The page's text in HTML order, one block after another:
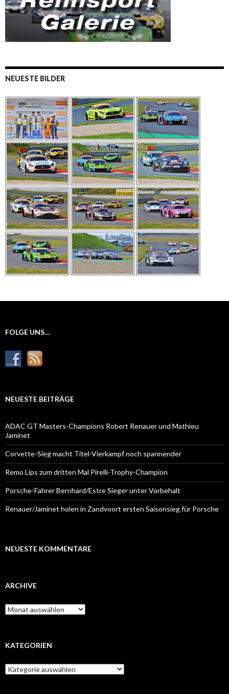
NEUESTE BILDER
FOLGE UNS…
NEUESTE BEITRÄGE
ADAC GT Masters-Champions Robert Renauer und Mathieu
Jaminet
Corvette-Sieg macht Titel-Vierkampf noch spannender
Remo Lips zum dritten Mal Pirelli-Trophy-Champion
Porsche-Fahrer Bernhard/Estre Sieger unter Vorbehalt
Renauer/Jaminet holen in Zandvoort ersten Saisonsieg für Porsche
NEUESTE KOMMENTARE
ARCHIVE
A
r
i
e
KATEGORIEN
K
a